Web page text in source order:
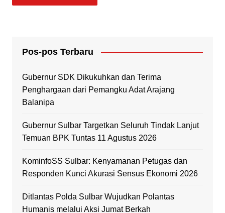
Pos-pos Terbaru
Gubernur SDK Dikukuhkan dan Terima
Penghargaan dari Pemangku Adat Arajang
Balanipa
Gubernur Sulbar Targetkan Seluruh Tindak Lanjut
Temuan BPK Tuntas 11 Agustus 2026
KominfoSS Sulbar: Kenyamanan Petugas dan
Responden Kunci Akurasi Sensus Ekonomi 2026
Ditlantas Polda Sulbar Wujudkan Polantas
Humanis melalui Aksi Jumat Berkah